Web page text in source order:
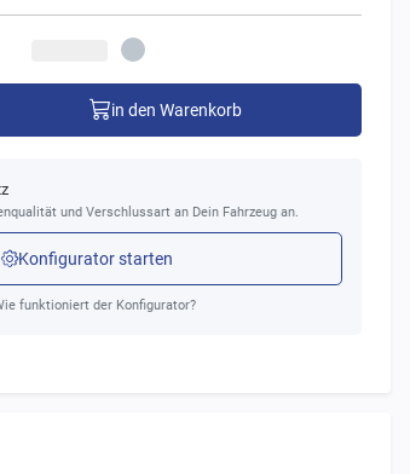
in den Warenkorb
und Verschlussart an Dein Fahrzeug an.
Konfigurator starten
funktioniert der Konfigurator?